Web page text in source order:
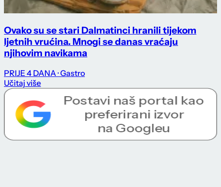
Ovako su se stari Dalmatinci hranili tijekom
ljetnih vrućina. Mnogi se danas vraćaju
njihovim navikama
PRIJE 4 DANA · Gastro
Učitaj više